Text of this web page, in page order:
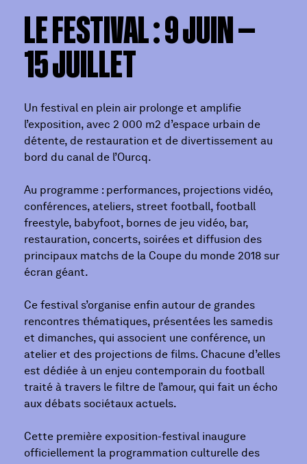
LE FESTIVAL : 9 JUIN —
15 JUILLET
Un festival en plein air prolonge et amplifie
l’exposition, avec 2 000 m2 d’espace urbain de
détente, de restauration et de divertissement au
bord du canal de l’Ourcq.
Au programme : performances, projections vidéo,
conférences, ateliers, street football, football
freestyle, babyfoot, bornes de jeu vidéo, bar,
restauration, concerts, soirées et diffusion des
principaux matchs de la Coupe du monde 2018 sur
écran géant.
Ce festival s’organise enfin autour de grandes
rencontres thématiques, présentées les samedis
et dimanches, qui associent une conférence, un
atelier et des projections de films. Chacune d’elles
est dédiée à un enjeu contemporain du football
traité à travers le filtre de l’amour, qui fait un écho
aux débats sociétaux actuels.
Cette première exposition-festival inaugure
officiellement la programmation culturelle des